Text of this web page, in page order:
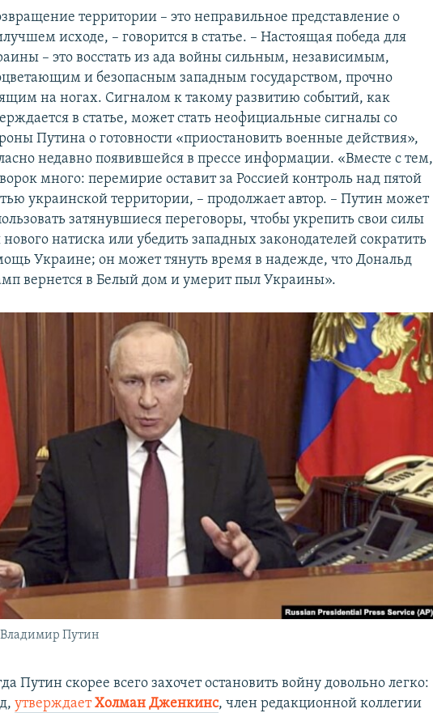
территории – это неправильное представление о
исходе, – говорится в статье. – Настоящая победа для
– это восстать из ада войны сильным, независимым,
и безопасным западным государством, прочно
на ногах. Сигналом к такому развитию событий, как
в статье, может стать неофициальные сигналы со
Путина о готовности «приостановить военные действия»,
недавно появившейся в прессе информации. «Вместе с тем,
много: перемирие оставит за Россией контроль над пятой
украинской территории, – продолжает автор. – Путин может
затянувшиеся переговоры, чтобы укрепить свои силы
нового натиска или убедить западных законодателей сократить
Украине; он может тянуть время в надежде, что Дональд
вернется в Белый дом и умерит пыл Украины».
Путин
Путин скорее всего захочет остановить войну довольно легко:
утверждаетХолман Дженкинс, член редакционной коллегии